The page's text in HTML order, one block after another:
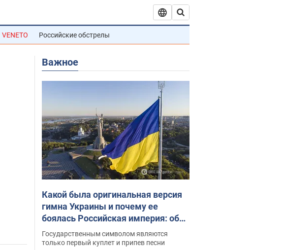
VENETO Российские обстрелы
Важное
Какой была оригинальная версия
гимна Украины и почему ее
боялась Российская империя: об
этом не рассказывают в школе
Государственным символом являются
только первый куплет и припев песни